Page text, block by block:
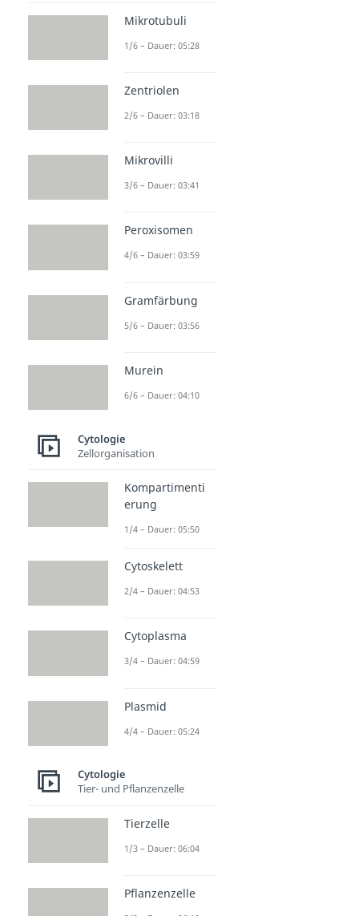
Dauer: 05:16
Mikrotubuli
1/6 – Dauer: 05:28
Zentriolen
2/6 – Dauer: 03:18
Mikrovilli
3/6 – Dauer: 03:41
Peroxisomen
4/6 – Dauer: 03:59
Gramfärbung
5/6 – Dauer: 03:56
Murein
6/6 – Dauer: 04:10
Cytologie
Zellorganisation
Kompartimenti
erung
1/4 – Dauer: 05:50
Cytoskelett
2/4 – Dauer: 04:53
Cytoplasma
3/4 – Dauer: 04:59
Plasmid
4/4 – Dauer: 05:24
Cytologie
Tier- und Pflanzenzelle
Tierzelle
1/3 – Dauer: 06:04
Pflanzenzelle